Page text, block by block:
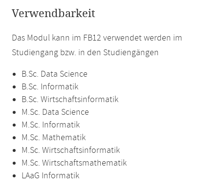
Verwendbarkeit
Das Modul kann im FB12 verwendet werden im
Studiengang bzw. in den Studiengängen
B.Sc. Data Science
B.Sc. Informatik
B.Sc. Wirtschaftsinformatik
M.Sc. Data Science
M.Sc. Informatik
M.Sc. Mathematik
M.Sc. Wirtschaftsinformatik
M.Sc. Wirtschaftsmathematik
LAaG Informatik